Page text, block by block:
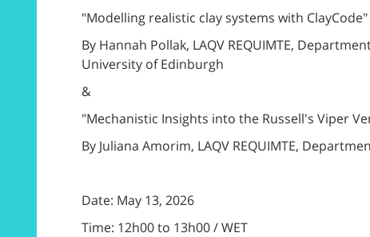
"Modelling realistic clay systems with ClayCode"
By Hannah Pollak, LAQV REQUIMTE,
University of Edinburgh
&
"Mechanistic Insights into the Russell's Viper
By Juliana Amorim, LAQV REQUIMTE,
Date: May 13, 2026
Time: 12h00 to 13h00 / WET